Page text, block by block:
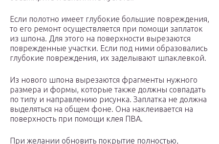
Если полотно имеет глубокие большие повреждения,
то его ремонт осуществляется при помощи заплаток
из шпона. Для этого на поверхности вырезаются
поврежденные участки. Если под ними образовались
глубокие повреждения, их заделывают шпаклевкой.
Из нового шпона вырезаются фрагменты нужного
размера и формы, которые также должны совпадать
по типу и направлению рисунка. Заплатка не должна
выделяться на общем фоне. Она наклеивается на
поверхность при помощи клея ПВА.
При желании обновить покрытие полностью,